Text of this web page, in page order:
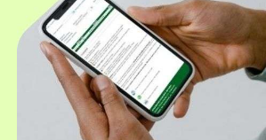
Além dos mourões roliços, a
também trabalha com
quadrados?